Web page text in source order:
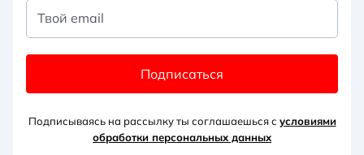
Твой email
Подписаться
Подписываясь на рассылку ты соглашаешься с условиями
обработки персональных данных